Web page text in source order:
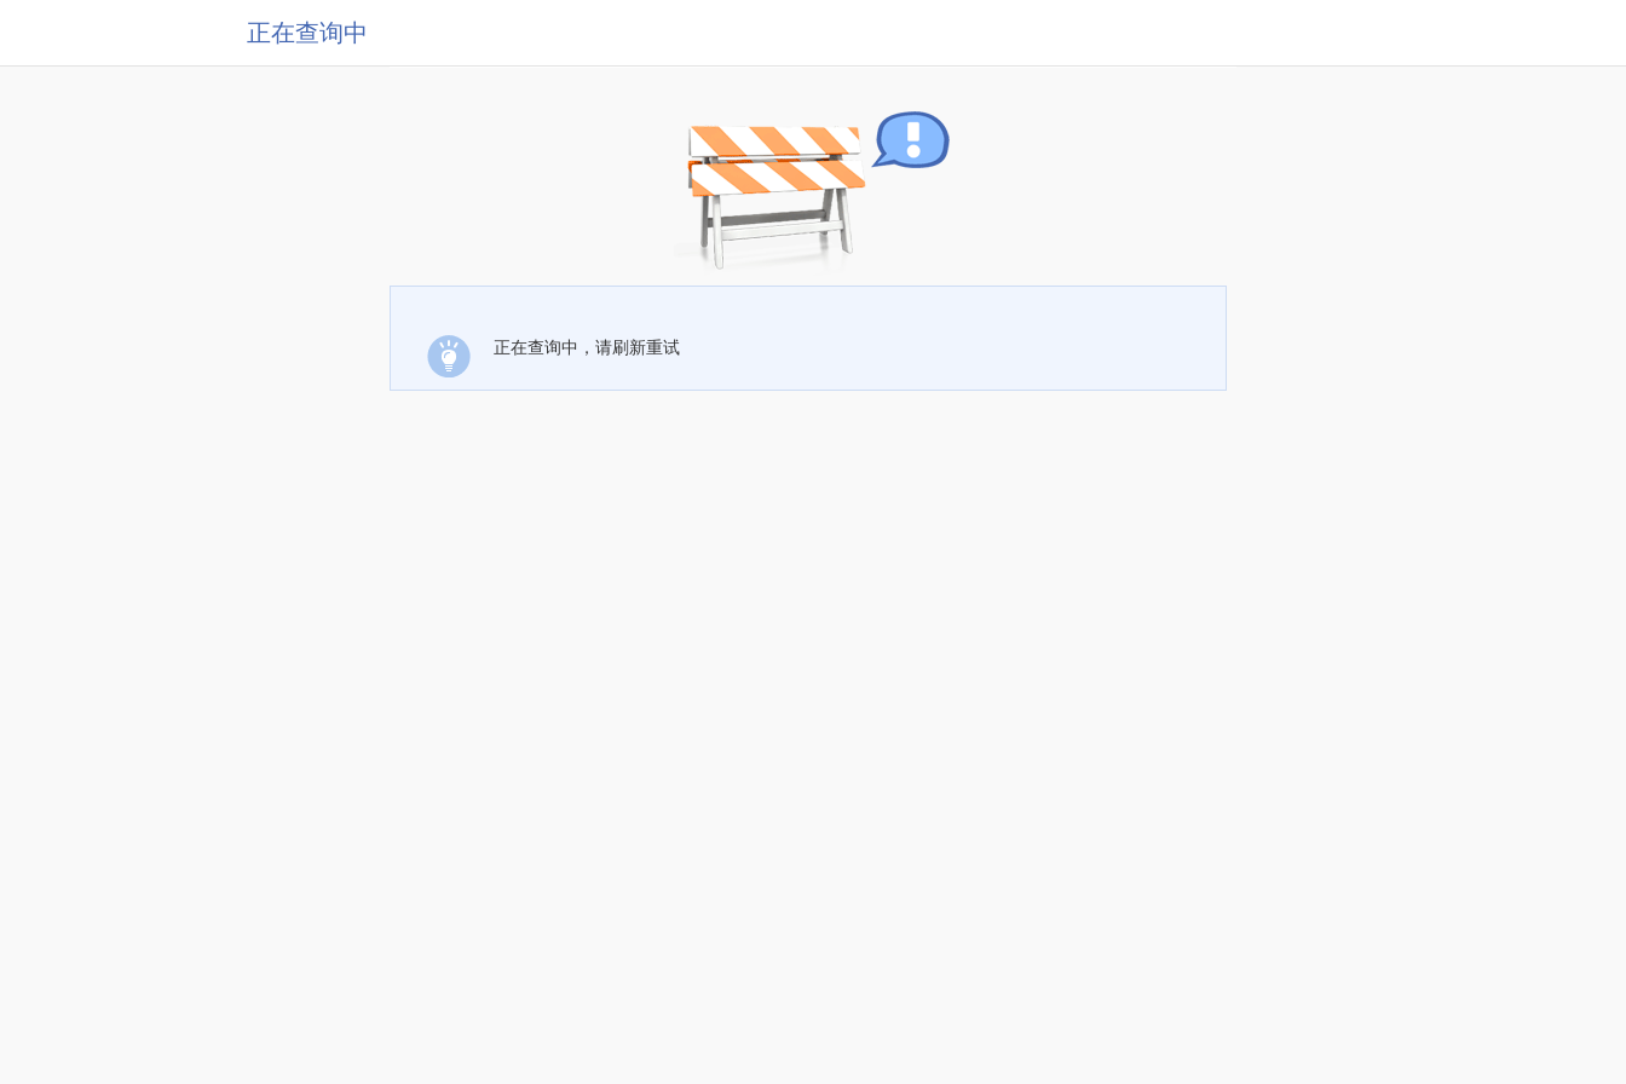
正在查询中
正在查询中，请刷新重试